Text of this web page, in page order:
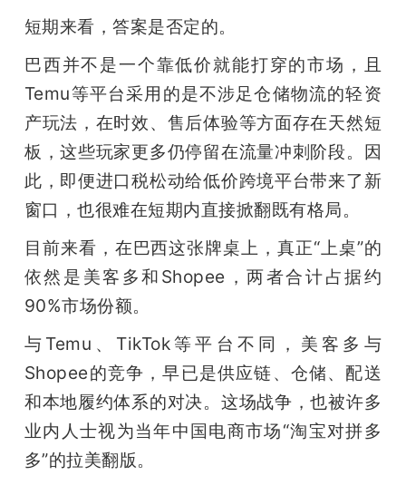
课
动
中
心
GAIR
专
题
爱
短期来看，答案是否定的。
巴西并不是一个靠低价就能打穿的市场，且
Temu等平台采用的是不涉足仓储物流的轻资
产玩法，在时效、售后体验等方面存在天然短
板，这些玩家更多仍停留在流量冲刺阶段。因
此，即便进口税松动给低价跨境平台带来了新
窗口，也很难在短期内直接掀翻既有格局。
目前来看，在巴西这张牌桌上，真正“上桌”的
依然是美客多和Shopee，两者合计占据约
90%市场份额。
与Temu、TikTok等平台不同，美客多与
Shopee的竞争，早已是供应链、仓储、配送
和本地履约体系的对决。这场战争，也被许多
业内人士视为当年中国电商市场“淘宝对拼多
多”的拉美翻版。